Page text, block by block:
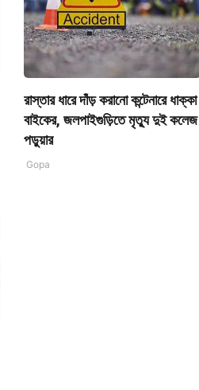
রাস্তার ধারে দাঁড় করানো কন্টেনারে ধাক্কা
বাইকের, জলপাইগুড়িতে মৃত্যু দুই কলেজ
পড়ুয়ার
Gopa